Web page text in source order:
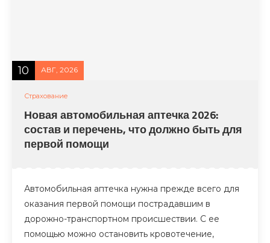
10 АВГ, 2026
Страхование
Новая автомобильная аптечка 2026:
состав и перечень, что должно быть для
первой помощи
Автомобильная аптечка нужна прежде всего для
оказания первой помощи пострадавшим в
дорожно-транспортном происшествии. С ее
помощью можно остановить кровотечение,